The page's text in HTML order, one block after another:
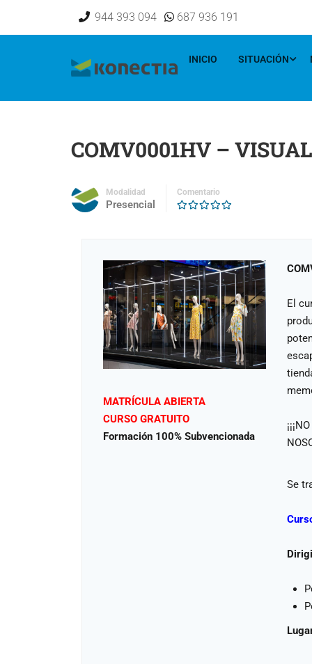
944 393 094 687 936 191
INICIO SITUACIÓN
[elementor-template id="16833"]
COMV0001HV –
Modalidad
Presencial
Comentario
MATRÍCULA ABIERTA
CURSO GRATUITO
Formación 100% Subvencionada
El
Se